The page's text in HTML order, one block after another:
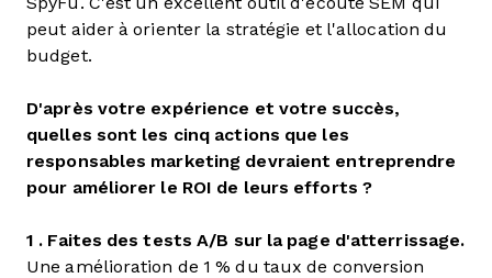
peut aider à orienter la stratégie et l'allocation du
budget.
D'après votre expérience et votre succès,
quelles sont les cinq actions que les
responsables marketing devraient entreprendre
pour améliorer le ROI de leurs efforts ?
1 . Faites des tests A/B sur la page d'atterrissage.
Une amélioration de 1 % du taux de conversion